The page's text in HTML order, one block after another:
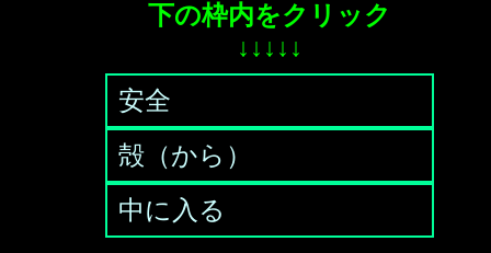
下の枠内をクリック
↓↓↓↓↓
安全
殻（から）
中に入る